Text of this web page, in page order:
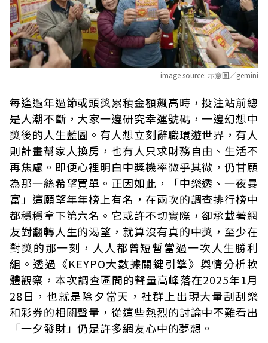
image source: 示意圖／gemini
每逢過年過節或頭獎累積金額飆高時，投注站前總
是人潮不斷，大家一邊研究幸運號碼，一邊幻想中
獎後的人生藍圖。有人想立刻辭職環遊世界，有人
則計畫幫家人換房，也有人只求財務自由、生活不
再焦慮。即便心裡明白中獎機率微乎其微，仍甘願
為那一絲希望買單。正因如此，「中樂透、一夜暴
富」這願望年年榜上有名，在兩次的調查排行榜中
都穩穩拿下第六名。它或許不切實際，卻承載著網
友對翻轉人生的渴望，就算沒有真的中獎，至少在
對獎的那一刻，人人都曾短暫當過一次人生勝利
組。透過《KEYPO大數據關鍵引擎》輿情分析軟
體觀察，本次調查區間的聲量高峰落在2025年1月
28日，也就是除夕當天，社群上出現大量刮刮樂
和彩券的相關聲量，從這些熱烈的討論中不難看出
「一夕發財」仍是許多網友心中的夢想。